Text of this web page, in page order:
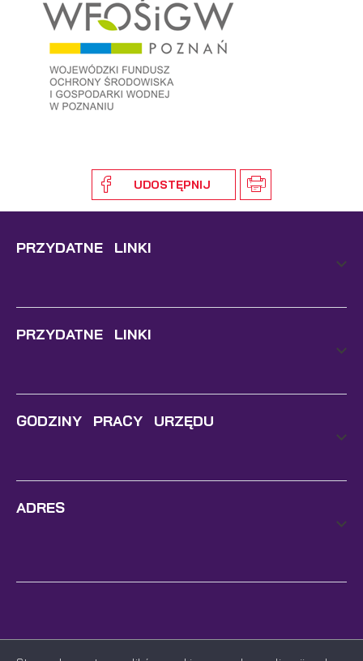
UDOSTĘPNIJ
PRZYDATNE LINKI
PRZYDATNE LINKI
GODZINY PRACY URZĘDU
ADRES